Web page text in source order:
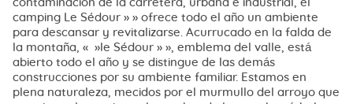
contaminación de la carretera, urbana e industrial, el
camping Le Sédour » » ofrece todo el año un ambiente
para descansar y revitalizarse. Acurrucado en la falda de
la montaña, « »le Sédour » », emblema del valle, está
abierto todo el año y se distingue de las demás
construcciones por su ambiente familiar. Estamos en
plena naturaleza, mecidos por el murmullo del arroyo que